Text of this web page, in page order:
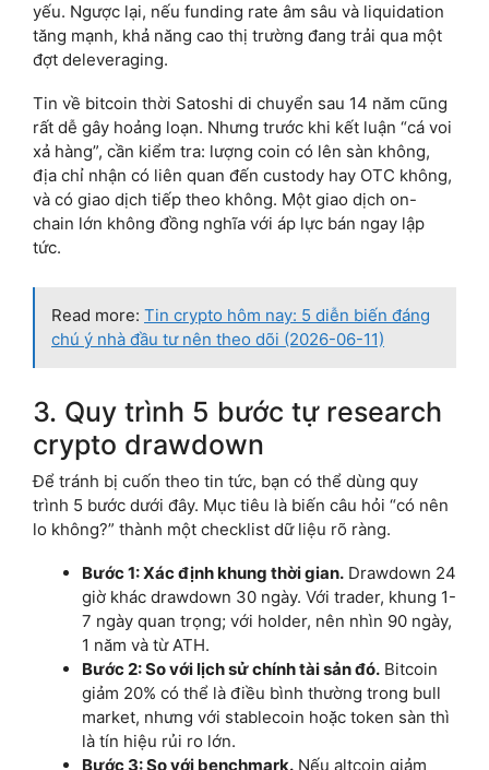
yếu. Ngược lại, nếu funding rate âm sâu và liquidation
tăng mạnh, khả năng cao thị trường đang trải qua một
đợt deleveraging.
Tin về bitcoin thời Satoshi di chuyển sau 14 năm cũng
rất dễ gây hoảng loạn. Nhưng trước khi kết luận “cá voi
xả hàng”, cần kiểm tra: lượng coin có lên sàn không,
địa chỉ nhận có liên quan đến custody hay OTC không,
và có giao dịch tiếp theo không. Một giao dịch on-
chain lớn không đồng nghĩa với áp lực bán ngay lập
tức.
Read more: Tin crypto hôm nay: 5 diễn biến đáng
chú ý nhà đầu tư nên theo dõi (2026-06-11)
3. Quy trình 5 bước tự research
crypto drawdown
Để tránh bị cuốn theo tin tức, bạn có thể dùng quy
trình 5 bước dưới đây. Mục tiêu là biến câu hỏi “có nên
lo không?” thành một checklist dữ liệu rõ ràng.
Bước 1: Xác định khung thời gian. Drawdown 24
giờ khác drawdown 30 ngày. Với trader, khung 1-
7 ngày quan trọng; với holder, nên nhìn 90 ngày,
1 năm và từ ATH.
Bước 2: So với lịch sử chính tài sản đó. Bitcoin
giảm 20% có thể là điều bình thường trong bull
market, nhưng với stablecoin hoặc token sàn thì
là tín hiệu rủi ro lớn.
Bước 3: So với benchmark. Nếu altcoin giảm